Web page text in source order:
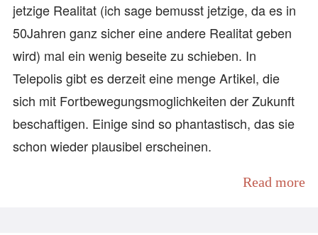
jetzige Realitat (ich sage bemusst jetzige, da es in
50Jahren ganz sicher eine andere Realitat geben
wird) mal ein wenig beseite zu schieben. In
Telepolis gibt es derzeit eine menge Artikel, die
sich mit Fortbewegungsmoglichkeiten der Zukunft
beschaftigen. Einige sind so phantastisch, das sie
schon wieder plausibel erscheinen.
Read more